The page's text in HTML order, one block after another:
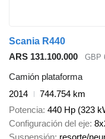
Scania R440
ARS 131.100.000
GBP
Camión plataforma
2014
744.754 km
Potencia 440 Hp (323
Configuración del eje
Suspensión resorte/